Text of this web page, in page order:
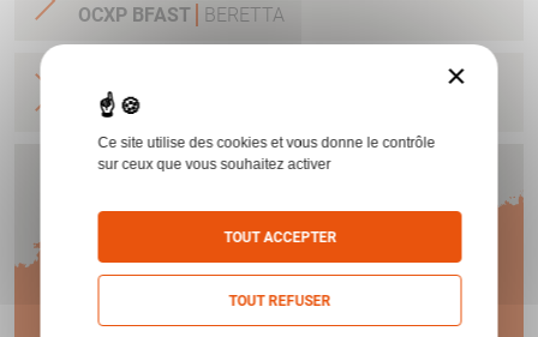
OCXP BFAST
BERETTA
2/1 BERETTA
1 AN
×
Ce site utilise des cookies et vous donne le contrôle
sur ceux que vous souhaitez activer
TOUT ACCEPTER
TOUT REFUSER